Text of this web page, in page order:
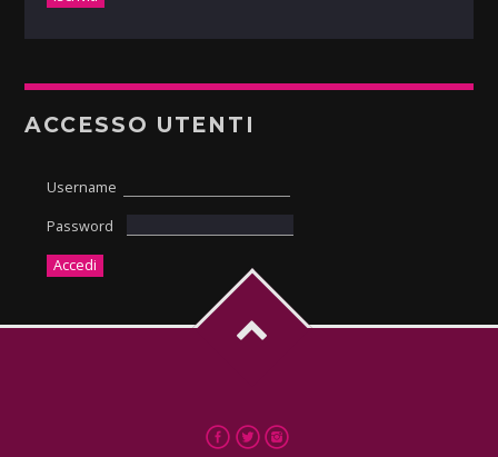
ACCESSO UTENTI
Username
Password